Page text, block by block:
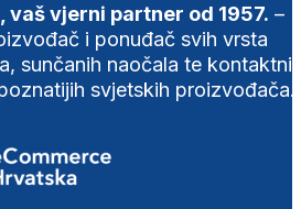
vaš vjerni partner od 1957. –
i ponuđač svih vrsta
sunčanih naočala te
svjetskih proizvođača.